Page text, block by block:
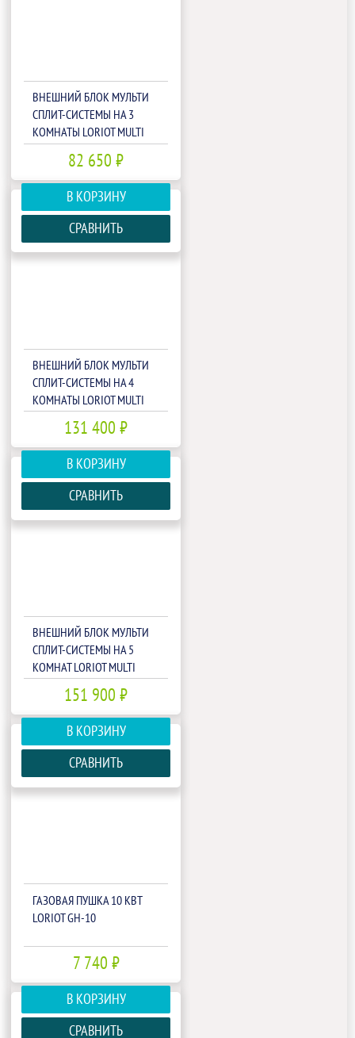
ВНЕШНИЙ БЛОК МУЛЬТИ
СПЛИТ-СИСТЕМЫ НА 3
КОМНАТЫ LORIOT MULTI
82 650 ₽
В КОРЗИНУ
СРАВНИТЬ
ВНЕШНИЙ БЛОК МУЛЬТИ
СПЛИТ-СИСТЕМЫ НА 4
КОМНАТЫ LORIOT MULTI
MATCH LAC-36AIM-OUT
131 400 ₽
В КОРЗИНУ
СРАВНИТЬ
ВНЕШНИЙ БЛОК МУЛЬТИ
СПЛИТ-СИСТЕМЫ НА 5
КОМНАТ LORIOT MULTI
MATCH LAC-42AIM-OUT
151 900 ₽
В КОРЗИНУ
СРАВНИТЬ
ГАЗОВАЯ ПУШКА 10 КВТ
LORIOT GH-10
7 740 ₽
В КОРЗИНУ
СРАВНИТЬ